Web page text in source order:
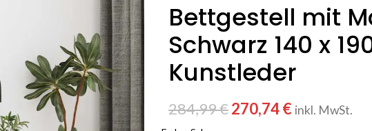
Bettgestell mit
Schwarz 140 x
Kunstleder
284,99€270,74€ inkl. MwSt.